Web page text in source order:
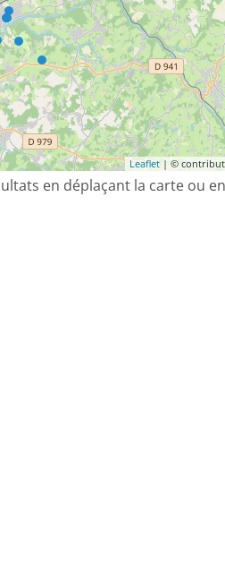
Leaflet | ©
en déplaçant la carte ou